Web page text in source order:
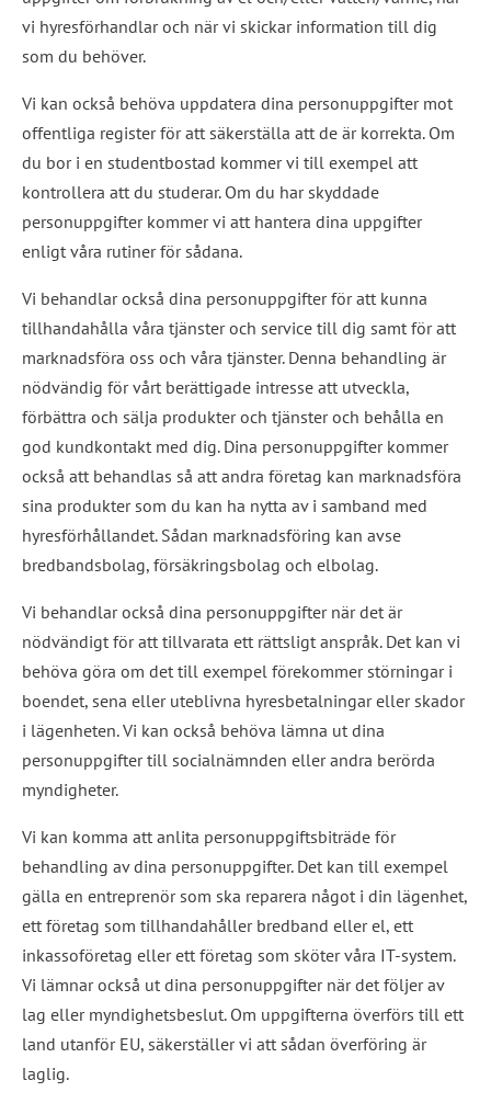
vi hyresförhandlar och när vi skickar information till dig
som du behöver.
Vi kan också behöva uppdatera dina personuppgifter mot
offentliga register för att säkerställa att de är korrekta. Om
du bor i en studentbostad kommer vi till exempel att
kontrollera att du studerar. Om du har skyddade
personuppgifter kommer vi att hantera dina uppgifter
enligt våra rutiner för sådana.
Vi behandlar också dina personuppgifter för att kunna
tillhandahålla våra tjänster och service till dig samt för att
marknadsföra oss och våra tjänster. Denna behandling är
nödvändig för vårt berättigade intresse att utveckla,
förbättra och sälja produkter och tjänster och behålla en
god kundkontakt med dig. Dina personuppgifter kommer
också att behandlas så att andra företag kan marknadsföra
sina produkter som du kan ha nytta av i samband med
hyresförhållandet. Sådan marknadsföring kan avse
bredbandsbolag, försäkringsbolag och elbolag.
Vi behandlar också dina personuppgifter när det är
nödvändigt för att tillvarata ett rättsligt anspråk. Det kan vi
behöva göra om det till exempel förekommer störningar i
boendet, sena eller uteblivna hyresbetalningar eller skador
i lägenheten. Vi kan också behöva lämna ut dina
personuppgifter till socialnämnden eller andra berörda
myndigheter.
Vi kan komma att anlita personuppgiftsbiträde för
behandling av dina personuppgifter. Det kan till exempel
gälla en entreprenör som ska reparera något i din lägenhet,
ett företag som tillhandahåller bredband eller el, ett
inkassoföretag eller ett företag som sköter våra IT-system.
Vi lämnar också ut dina personuppgifter när det följer av
lag eller myndighetsbeslut. Om uppgifterna överförs till ett
land utanför EU, säkerställer vi att sådan överföring är
laglig.